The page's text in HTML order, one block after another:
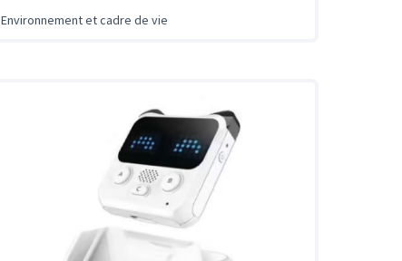
Environnement et cadre de vie